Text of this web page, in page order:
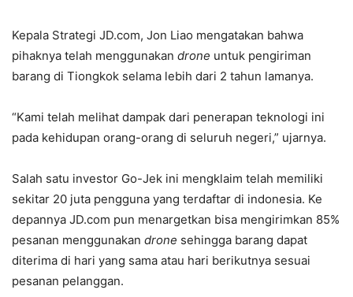
Kepala Strategi JD.com, Jon Liao mengatakan bahwa
pihaknya telah menggunakan drone untuk pengiriman
barang di Tiongkok selama lebih dari 2 tahun lamanya.
“Kami telah melihat dampak dari penerapan teknologi ini
pada kehidupan orang-orang di seluruh negeri,” ujarnya.
Salah satu investor Go-Jek ini mengklaim telah memiliki
sekitar 20 juta pengguna yang terdaftar di indonesia. Ke
depannya JD.com pun menargetkan bisa mengirimkan 85%
pesanan menggunakan drone sehingga barang dapat
diterima di hari yang sama atau hari berikutnya sesuai
pesanan pelanggan.